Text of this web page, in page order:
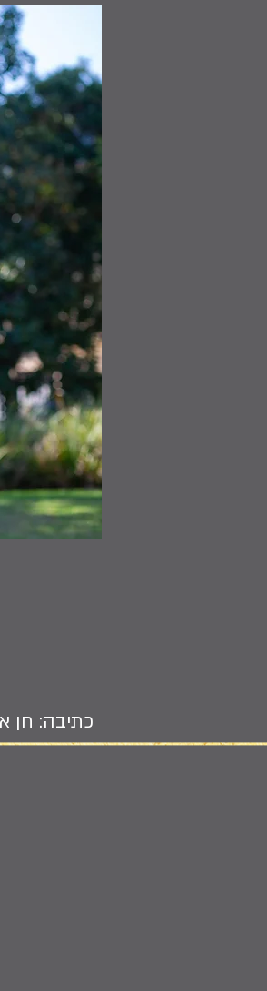
כתיבה: חן